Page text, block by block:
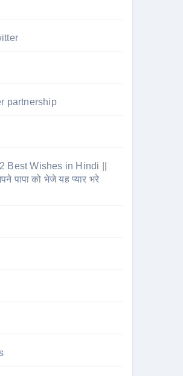
partnership
Best Wishes in Hindi ||
पापा को भेजे यह प्यार भरे